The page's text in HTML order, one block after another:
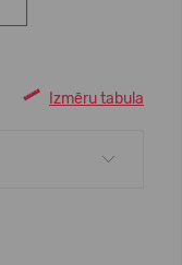
Izmēru tabula